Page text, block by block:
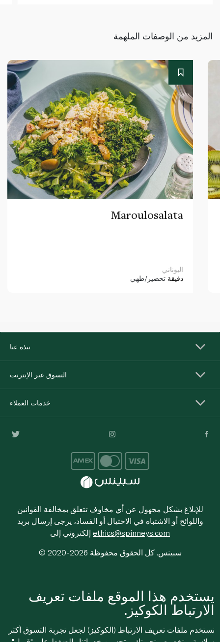
المزيد من الوصفات الملهمة
Maroulosalata
اليوناني
دقيقة تحضير/طهي
نبذة عنا
التسوق عبر الإنترنت
خدمات العملاء
للإبلاغ بشكل مجهول عن أي مخاوف تتعلق بمخالفة القوانين
واللوائح أو الاشتباه في الاحتيال أو الفساد، يرجى إرسال بريد
ethics@spinneys.com
© 2020-2026 سبينس. كل الحقوق محفوظة
يستخدم هذا الموقع ملفات تعريف
الارتباط الكوكيز.
نستخدم ملفات تعريف الارتباط (الكوكيز) لجعل تجربة التسوق أكثر